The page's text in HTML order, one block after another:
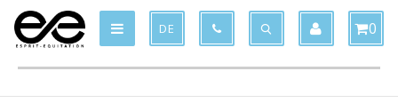
DE 0
Product added to the cart x
Product deleted from the cart x